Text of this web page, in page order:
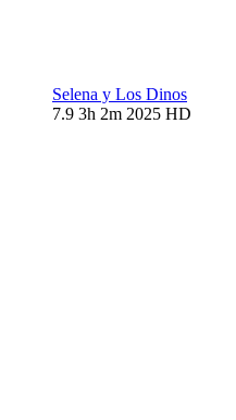
Selena y Los Dinos
7.9 3h 2m 2025 HD